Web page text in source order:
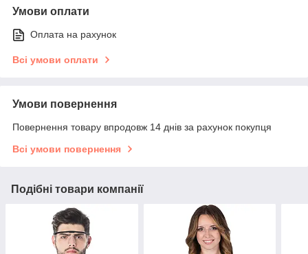
Умови оплати
Оплата на рахунок
Всі умови оплати
Умови повернення
Повернення товару впродовж 14 днів за рахунок покупця
Всі умови повернення
Подібні товари компанії